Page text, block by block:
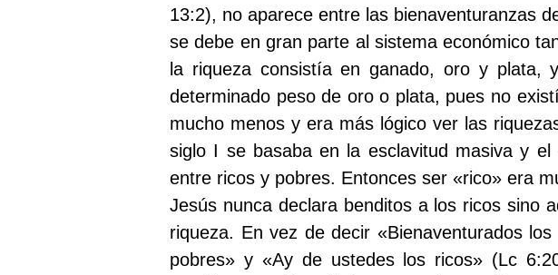
13:2), no aparece entre las bienaventuranzas
se debe en gran parte al sistema económico
la riqueza consistía en ganado, oro y
determinado peso de oro o plata, pues no
mucho menos y era más lógico ver las
siglo I se basaba en la esclavitud masiva y
entre ricos y pobres. Entonces ser «rico» era
Jesús nunca declara benditos a los ricos sino
riqueza. En vez de decir «Bienaventurados
pobres» y «Ay de ustedes los ricos» (Lc